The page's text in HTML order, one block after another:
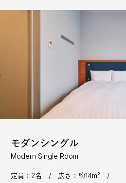
モダンシングル
Modern Single Room
定員：2名 / 広さ：約14m² /